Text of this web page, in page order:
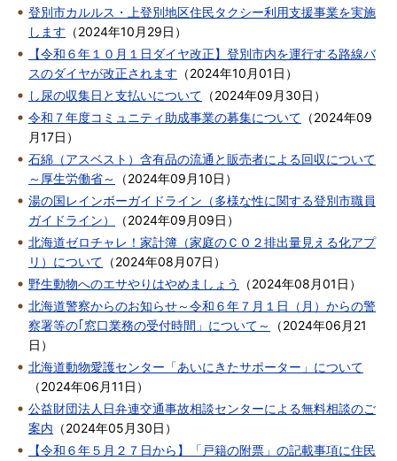
登別市カルルス・上登別地区住民タクシー利用支援事業を実施
します （2024年10月29日 ）
【令和６年１０月１日ダイヤ改正】登別市内を運行する路線バ
スのダイヤが改正されます （2024年10月01日 ）
し尿の収集日と支払いについて （2024年09月30日 ）
令和７年度コミュニティ助成事業の募集について （2024年09
月17日 ）
石綿（アスベスト）含有品の流通と販売者による回収について
～厚生労働省～
（2024年09月10日 ）
湯の国レインボーガイドライン（多様な性に関する登別市職員
ガイドライン）
（2024年09月09日 ）
北海道ゼロチャレ！家計簿（家庭のＣＯ２排出量見える化アプ
リ）について （2024年08月07日 ）
野生動物へのエサやりはやめましょう
（2024年08月01日 ）
北海道警察からのお知らせ～令和６年７月１日（月）からの警
察署等の｢窓口業務の受付時間」について～
（2024年06月21
日 ）
北海道動物愛護センター「あいにきたサポーター」について
（2024年06月11日 ）
公益財団法人日弁連交通事故相談センターによる無料相談のご
案内 （2024年05月30日 ）
【令和６年５月２７日から】「戸籍の附票」の記載事項に住民